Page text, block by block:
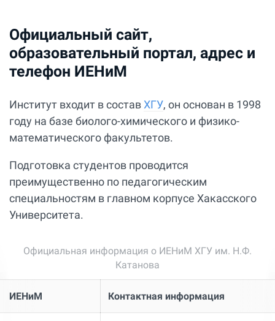
Официальный сайт,
образовательный портал, адрес и
телефон ИЕНиМ
Институт входит в составХГУ, он основан в 1998
году на базе биолого-химического и физико-
математического факультетов.
Подготовка студентов проводится
преимущественно по педагогическим
специальностям в главном корпусе Хакасского
Университета.
Официальная информация о ИЕНиМ ХГУ им. Н.Ф.
Катанова
ИЕНиМ Контактная информация